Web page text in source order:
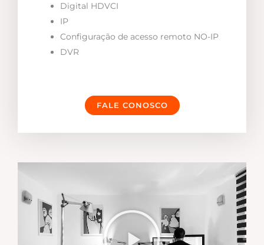
Digital HDVCI
IP
Configuração de acesso remoto NO-IP
DVR
FALE CONOSCO